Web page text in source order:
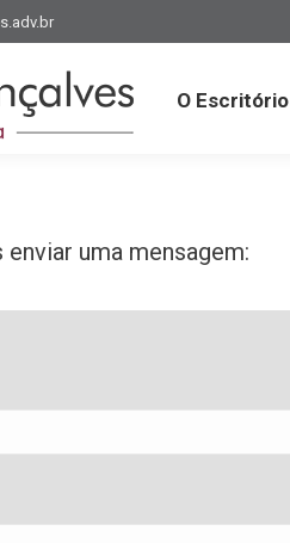
O Escritório
uma mensagem: